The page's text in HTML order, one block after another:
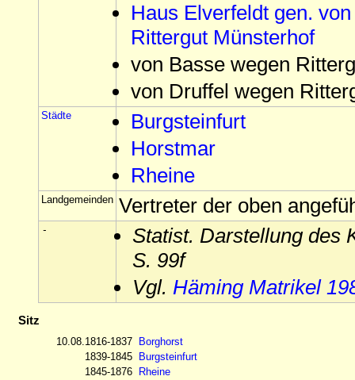
Haus Elverfeldt gen.
Rittergut Münsterhof
von Basse wegen
von Druffel wegen
Städte
Burgsteinfurt
Horstmar
Rheine
Landgemeinden Vertreter der oben
-
Statist. Darstellung des
S. 99f
Vgl. Häming Matrikel
Sitz
10.08.1816-1837
Borghorst
1839-1845
Burgsteinfurt
1845-1876
Rheine